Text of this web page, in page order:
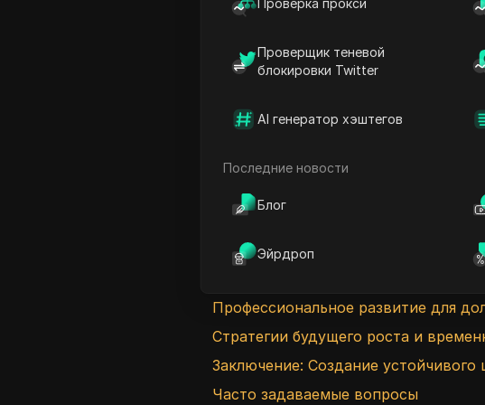
Проверка прокси
Проверщик теневой
блокировки Twitter
AI генератор хэштегов
Последние новости
Блог
Эйрдроп
Анализ доходов: Понимание
Оптимизация игрового контента:
Расширенная стратегия
Интеграция образовательного
дохода
Создание сообщества для
Повышение качества контента для
Профессиональное развитие для
Стратегии будущего роста и
Заключение: Создание устойчивого
Часто задаваемые вопросы